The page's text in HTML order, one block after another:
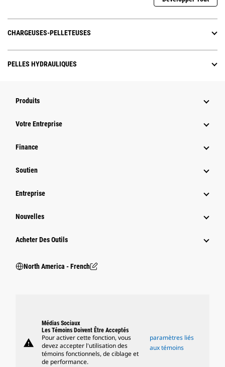
CHARGEUSES-PELLETEUSES
PELLES HYDRAULIQUES
Produits
Votre Entreprise
Finance
Soutien
Entreprise
Nouvelles
Acheter Des Outils
North America - French
warning
Médias Sociaux
Les Témoins Doivent Être Acceptés
Pour activer cette fonction, vous
devez accepter l'utilisation des
témoins fonctionnels, de ciblage et
de performance.
paramètres liés
aux témoins